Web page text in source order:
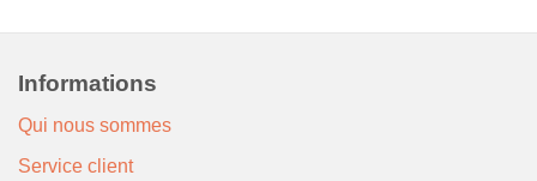
Informations
Qui nous sommes
Service client